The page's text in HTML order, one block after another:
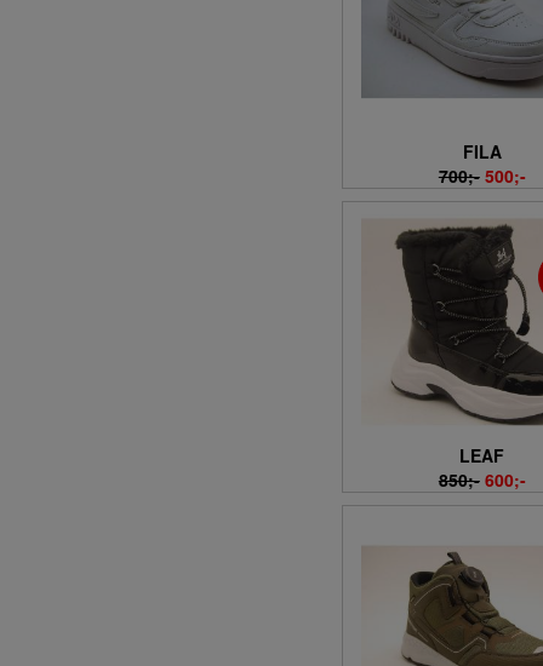
FILA
700;- 500;-
LEAF
850;- 600;-